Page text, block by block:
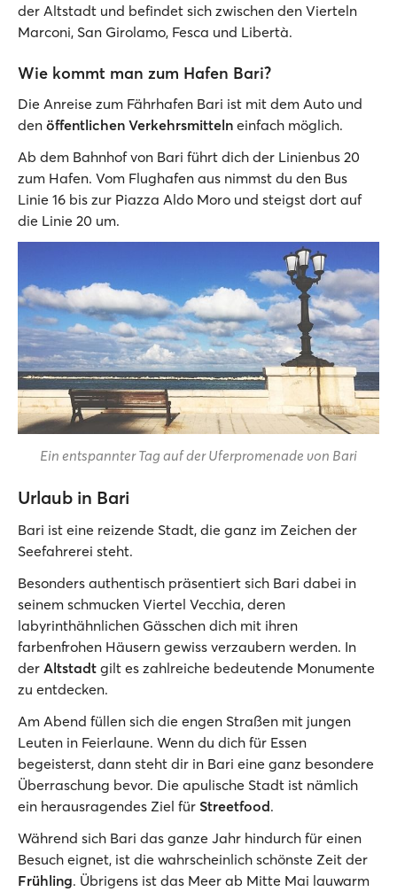
der Altstadt und befindet sich zwischen den Vierteln
Marconi, San Girolamo, Fesca und Libertà.
Wie kommt man zum Hafen Bari?
Die Anreise zum Fährhafen Bari ist mit dem Auto und
den öffentlichen Verkehrsmitteln einfach möglich.
Ab dem Bahnhof von Bari führt dich der Linienbus 20
zum Hafen. Vom Flughafen aus nimmst du den Bus
Linie 16 bis zur Piazza Aldo Moro und steigst dort auf
die Linie 20 um.
Ein entspannter Tag auf der Uferpromenade von Bari
Urlaub in Bari
Bari ist eine reizende Stadt, die ganz im Zeichen der
Seefahrerei steht.
Besonders authentisch präsentiert sich Bari dabei in
seinem schmucken Viertel Vecchia, deren
labyrinthähnlichen Gässchen dich mit ihren
farbenfrohen Häusern gewiss verzaubern werden. In
der Altstadt gilt es zahlreiche bedeutende Monumente
zu entdecken.
Am Abend füllen sich die engen Straßen mit jungen
Leuten in Feierlaune. Wenn du dich für Essen
begeisterst, dann steht dir in Bari eine ganz besondere
Überraschung bevor. Die apulische Stadt ist nämlich
ein herausragendes Ziel für Streetfood.
Während sich Bari das ganze Jahr hindurch für einen
Besuch eignet, ist die wahrscheinlich schönste Zeit der
Frühling. Übrigens ist das Meer ab Mitte Mai lauwarm